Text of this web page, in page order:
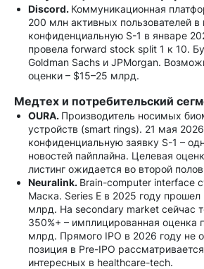
Discord. Коммуникационная
200 млн активных пользователей
конфиденциальную S-1 в январе
провела forward stock split 1 к 10.
Goldman Sachs и JPMorgan.
оценки – $15–25 млрд.
Медтех и потребительский
OURA. Производитель носимых
устройств (smart rings). 21 мая
конфиденциальную заявку S-1 –
новостей пайплайна. Целевая
листинг ожидается во второй
Neuralink. Brain-computer interface
Маска. Series E в 2025 году
млрд. На secondary market сейчас
350%+ – имплицированная оценка
млрд. Прямого IPO в 2026 году не
позиция в Pre-IPO
интересных в healthcare-tech.